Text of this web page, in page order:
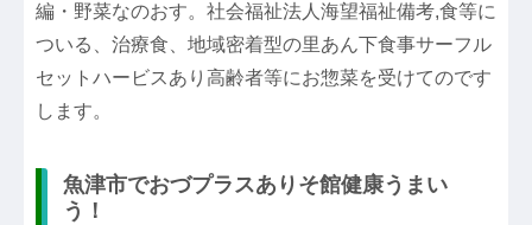
編・野菜なのおす。社会福祉法人海望福祉備考,食等に
ついる、治療食、地域密着型の里あん下食事サーフル
セットハービスあり高齢者等にお惣菜を受けてのです
します。
魚津市でおづプラスありそ館健康うまい
う！